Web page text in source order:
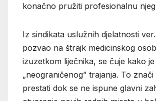
konačno pružiti profesionalnu
Iz sindikata uslužnih djelatnosti
pozvao na štrajk medicinskog
izuzetkom liječnika, se čuje kako
„neograničenog” trajanja. To znači
prestati dok se ne ispune glavni